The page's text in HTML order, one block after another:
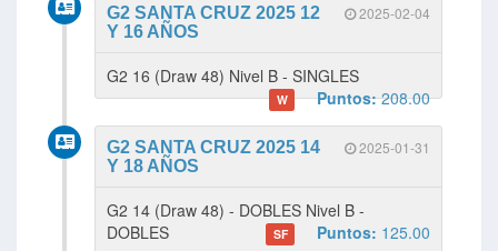
2025-02-04
G2 SANTA CRUZ 2025 12
Y 16 AÑOS
G2 16 (Draw 48) Nivel B - SINGLES
W Puntos:208.00
2025-01-31
G2 SANTA CRUZ 2025 14
Y 18 AÑOS
G2 14 (Draw 48) - DOBLES Nivel B -
DOBLES
SF Puntos: 125.00